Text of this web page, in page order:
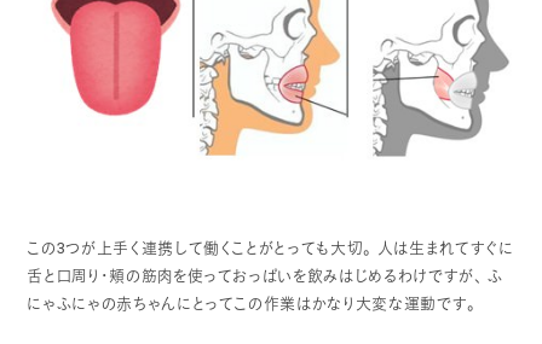
この3つが上手く連携して働くことがとっても大切。
人は生まれてすぐに
舌と口周り・頬の筋肉を使っておっぱいを飲みはじめるわけですが、 ふ
にゃふにゃの赤ちゃんにとってこの作業はかなり大変な運動です。